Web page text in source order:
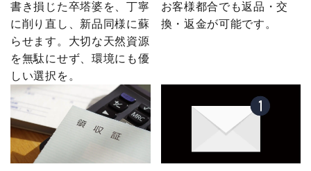
書き損じた卒塔婆を、丁寧
に削り直し、新品同様に蘇
らせます。大切な天然資源
を無駄にせず、環境にも優
しい選択を。
お客様都合でも返品・交
換・返金が可能です。